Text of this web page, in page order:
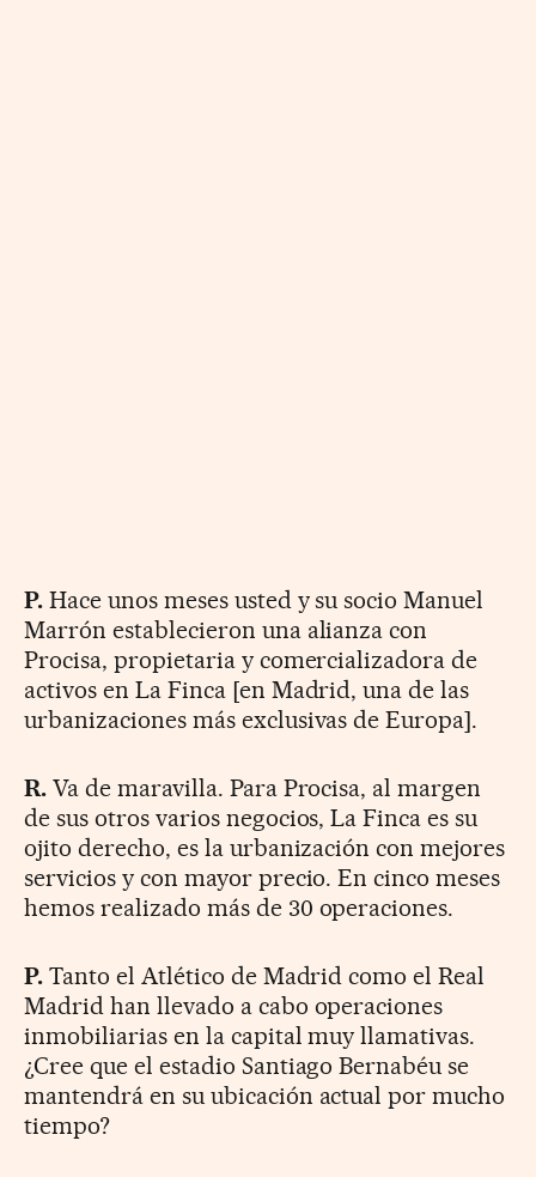
P.Hace unos meses usted y su socio Manuel
Marrón establecieron una alianza con
Procisa, propietaria y comercializadora de
activos en La Finca [en Madrid, una de las
urbanizaciones más exclusivas de Europa].
R.Va de maravilla. Para Procisa, al margen
de sus otros varios negocios, La Finca es su
ojito derecho, es la urbanización con mejores
servicios y con mayor precio. En cinco meses
hemos realizado más de 30 operaciones.
P.Tanto el Atlético de Madrid como el Real
Madrid han llevado a cabo operaciones
inmobiliarias en la capital muy llamativas.
¿Cree que el estadio Santiago Bernabéu se
mantendrá en su ubicación actual por mucho
tiempo?